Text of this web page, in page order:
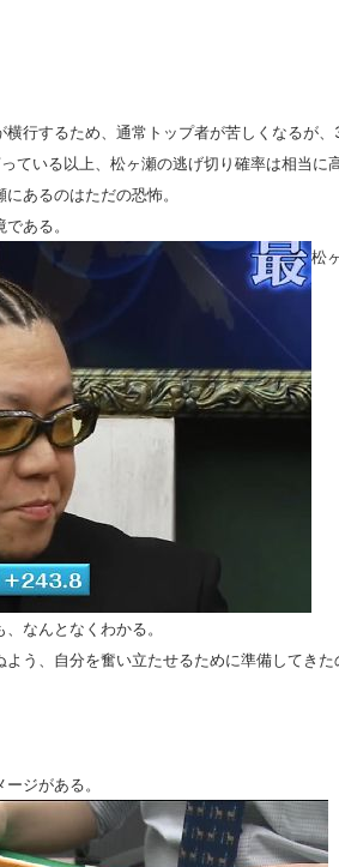
行するため、通常トップ者が苦しくなるが、
ている以上、松ヶ瀬の逃げ切り確率は相当に
あるのはただの恐怖。
ある。
松
なんとなくわかる。
う、自分を奮い立たせるために準備してきた
ジがある。